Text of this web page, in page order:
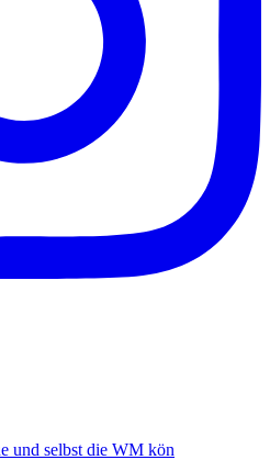
und selbst die WM kön